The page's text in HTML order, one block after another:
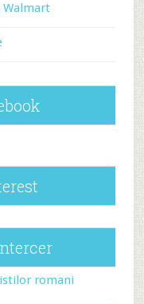
Walmart
romani